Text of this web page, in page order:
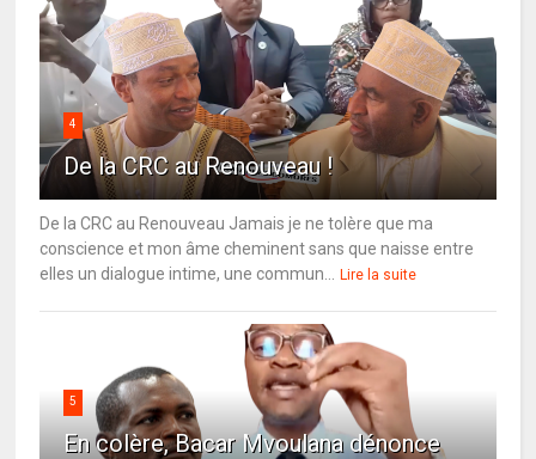
4
De la CRC au Renouveau !
De la CRC au Renouveau Jamais je ne tolère que ma
conscience et mon âme cheminent sans que naisse entre
elles un dialogue intime, une commun...
Lire la suite
5
En colère, Bacar Mvoulana dénonce